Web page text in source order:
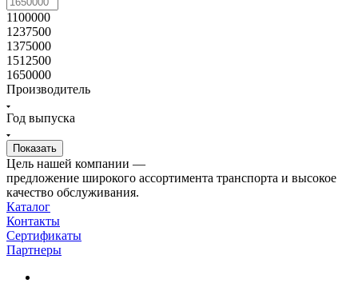
1100000
1237500
1375000
1512500
1650000
Производитель
Год выпуска
Цель нашей компании —
предложение широкого ассортимента транспорта и высокое
качество обслуживания.
Каталог
Контакты
Сертификаты
Партнеры